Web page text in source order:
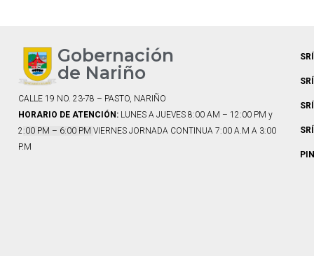
Gobernación
de Nariño
CALLE 19 NO. 23-78 – PASTO, NARIÑO
HORARIO DE ATENCIÓN: LUNES A JUEVES 8:00 AM – 12:00 PM y
2:00 PM – 6:00 PMVIERNES JORNADA CONTINUA 7:00 A.M A 3:00
P.M